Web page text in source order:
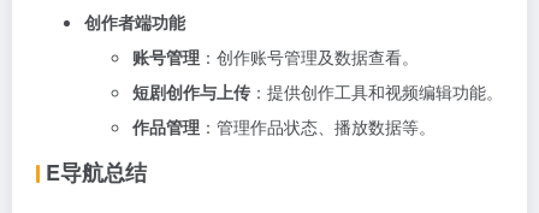
创作者端功能
账号管理 ：创作账号管理及数据查看。
短剧创作与上传 ：提供创作工具和视频编辑功能。
作品管理 ：管理作品状态、播放数据等。
E导航总结